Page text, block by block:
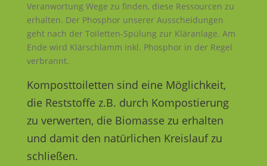
Veranwortung Wege zu finden, diese Ressourcen zu
erhalten. Der Phosphor unserer Ausscheidungen
geht nach der Toiletten-Spülung zur Kläranlage. Am
Ende wird Klärschlamm inkl. Phosphor in der Regel
verbrannt.
Komposttoiletten sind eine Möglichkeit,
die Reststoffe z.B. durch Kompostierung
zu verwerten, die Biomasse zu erhalten
und damit den natürlichen Kreislauf zu
schließen.